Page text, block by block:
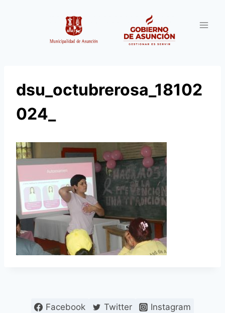
dsu_octubrerosa_18102
024_
Facebook Twitter
Instagram